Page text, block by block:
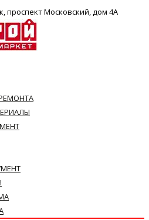
проспект Московский, дом 4А